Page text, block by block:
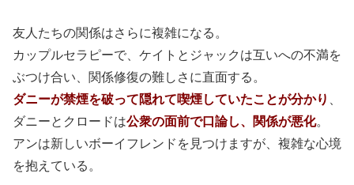
友人たちの関係はさらに複雑になる。
カップルセラピーで、ケイトとジャックは互いへの不満を
ぶつけ合い、関係修復の難しさに直面する。
ダニーが禁煙を破って隠れて喫煙していたことが分かり
ダニーとクロードは公衆の面前で口論し、関係が悪化。
アンは新しいボーイフレンドを見つけますが、複雑な心境
を抱えている。